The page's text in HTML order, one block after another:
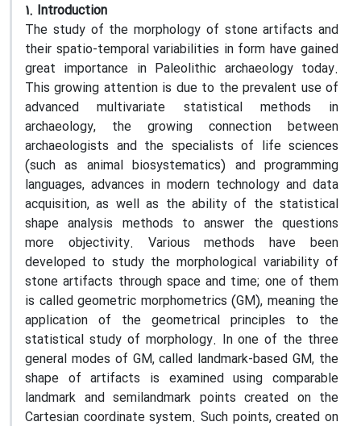
1. Introduction
The study of the morphology of stone artifacts and
their spatio-temporal variabilities in form have gained
great importance in Paleolithic archaeology today.
This growing attention is due to the prevalent use of
advanced multivariate statistical methods in
archaeology, the growing connection between
archaeologists and the specialists of life sciences
(such as animal biosystematics) and programming
languages, advances in modern technology and data
acquisition, as well as the ability of the statistical
shape analysis methods to answer the questions
more objectivity. Various methods have been
developed to study the morphological variability of
stone artifacts through space and time; one of them
is called geometric morphometrics (GM), meaning the
application of the geometrical principles to the
statistical study of morphology. In one of the three
general modes of GM, called landmark-based GM, the
shape of artifacts is examined using comparable
landmark and semilandmark points created on the
Cartesian coordinate system. Such points, created on